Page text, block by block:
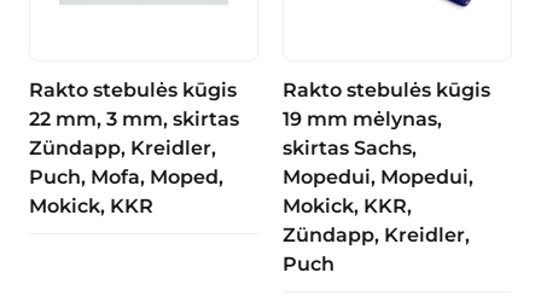
Rakto stebulės kūgis
22 mm, 3 mm, skirtas
Zündapp, Kreidler,
Puch, Mofa, Moped,
Mokick, KKR
Rakto stebulės kūgis
19 mm mėlynas,
skirtas Sachs,
Mopedui, Mopedui,
Mokick, KKR,
Zündapp, Kreidler,
Puch